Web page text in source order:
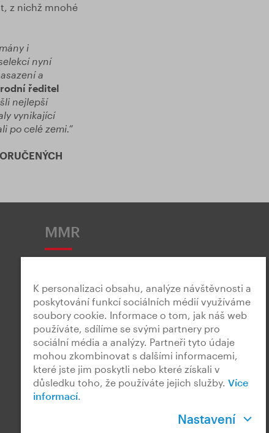
z nichž mnohé
i
nyní
a
ředitel
nejlepší
vynikající
po celé zemi.”
MMR
Snadné čtení
Český znakový jazyk
K personalizaci obsahu, analýze návštěvnosti a
poskytování funkcí sociálních médií využíváme
soubory cookie. Informace o tom, jak náš web
používáte, sdílíme se svými partnery pro
sociální média a analýzy. Partneři tyto údaje
mohou zkombinovat s dalšími informacemi,
které jste jim poskytli nebo které získali v
důsledku toho, že používáte jejich služby. Více
informací.
Nastavení